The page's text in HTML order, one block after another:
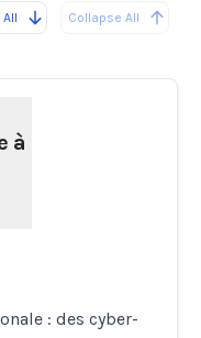
All Collapse All
à
: des cyber-